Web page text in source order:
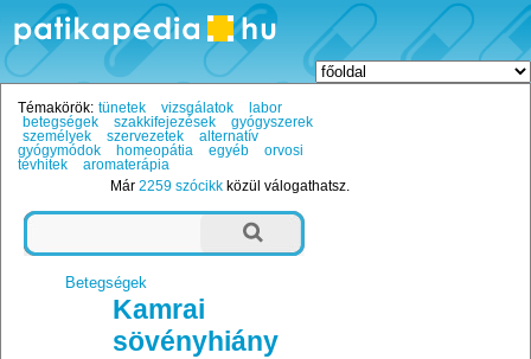
Témakörök: tünetek vizsgálatok
labor
betegségek
szakkifejezések
gyógyszerek
személyek
szervezetek
alternatív
gyógymódok
homeopátia egyéb
orvosi
tévhitek
aromaterápia
Már2259 szócikk közül válogathatsz.
Betegségek
Kamrai
sövényhiány